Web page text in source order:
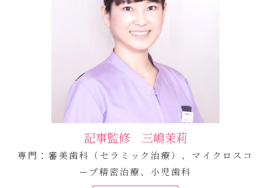
記事監修 三嶋茉莉
専門：審美歯科（セラミック治療）、マイクロスコ
ープ精密治療、小児歯科